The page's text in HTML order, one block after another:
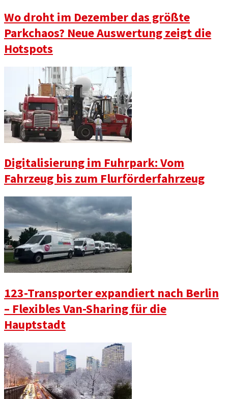
Wo droht im Dezember das größte
Parkchaos? Neue Auswertung zeigt die
Hotspots
Digitalisierung im Fuhrpark: Vom
Fahrzeug bis zum Flurförderfahrzeug
123-Transporter expandiert nach Berlin
– Flexibles Van-Sharing für die
Hauptstadt